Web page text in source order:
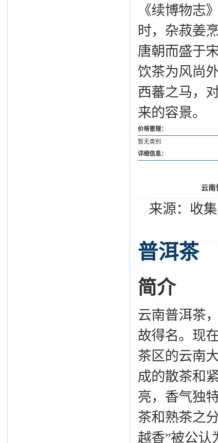
《续博物志
时，杂菽姜
唐朝而盛于
饮茶为风尚
西蕃之马，
来的容景。
价格管理：
暂无类别
详细信息：
云南
来源：收
普洱茶
简介
云南普洱茶
故得名。现
茶区的云南
成的散茶和
亮，香气独
茶和熟茶之
越香”被公认